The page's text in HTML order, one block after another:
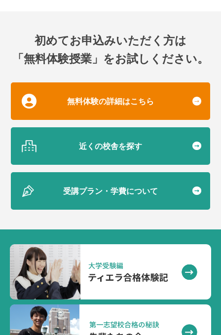
初めてお申込みいただく方は
「無料体験授業」をお試しください。
無料体験の詳細はこちら
近くの校舎を探す
受講プラン・学費について